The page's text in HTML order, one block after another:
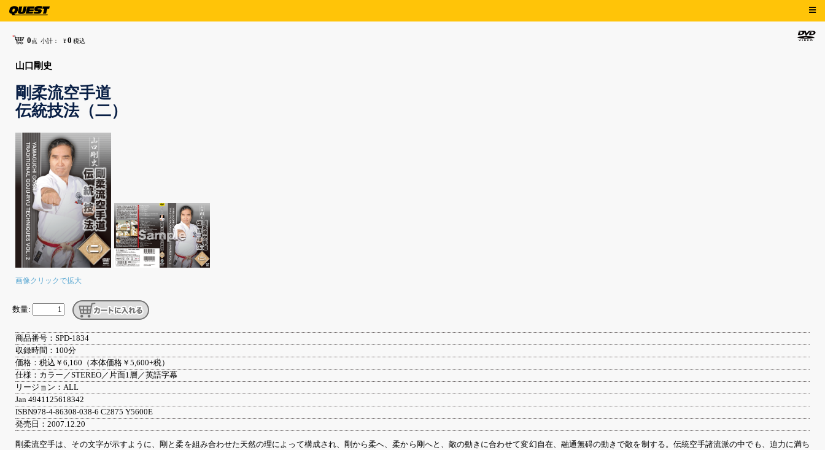
0点 小計： ¥0 税込
山口剛史
剛柔流空手道
伝統技法（二）
画像クリックで拡大
数量:
商品番号：SPD-1834
収録時間：100分
価格：税込￥6,160（本体価格￥5,600+税）
仕様：カラー／STEREO／片面1層／英語字幕
リージョン：ALL
Jan 4941125618342
ISBN978-4-86308-038-6 C2875 Y5600E
発売日：2007.12.20
剛柔流空手は、その文字が示すように、剛と柔を組み合わせた天然の理によって構成され、剛から柔へ、柔から剛へと、敵の動きに合わせて変幻自在、融通無碍の動きで敵を制する。伝統空手諸流派の中でも、迫力に満ち